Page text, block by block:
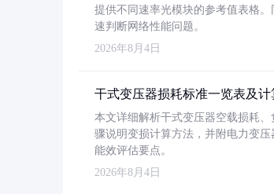
提供不同速率光模块的参考值表格
速判断网络性能问题。
2026年8月4日
干式变压器损耗标准一览表及计
本文详细解析干式变压器空载损耗
骤说明变损计算方法，并附电力变
能效评估要点。
2026年8月4日